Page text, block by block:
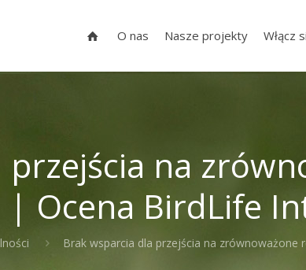
O nas Nasze projekty Włącz
na
| Ocena BirdLife
Brak wsparcia dla przejścia na